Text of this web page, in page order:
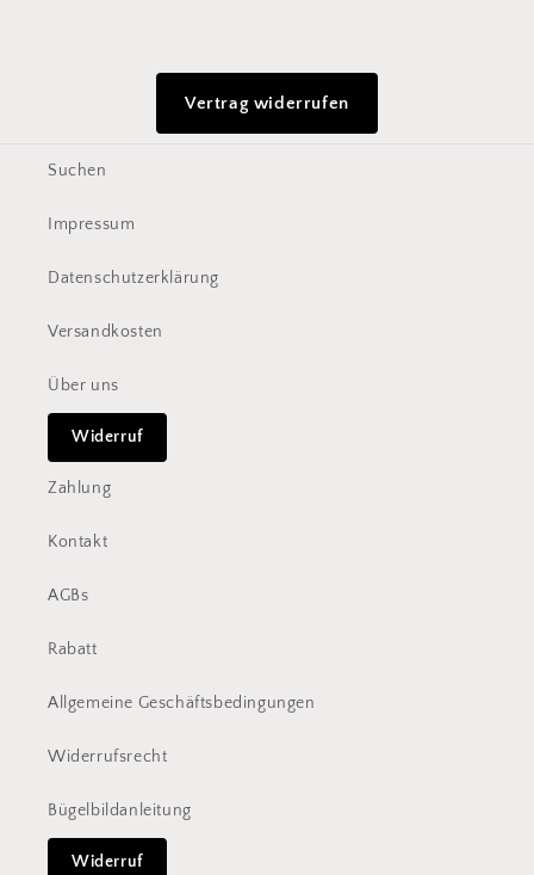
Vertrag widerrufen
Suchen
Impressum
Datenschutzerklärung
Versandkosten
Über uns
Widerruf
Zahlung
Kontakt
AGBs
Rabatt
Allgemeine Geschäftsbedingungen
Widerrufsrecht
Bügelbildanleitung
Widerruf